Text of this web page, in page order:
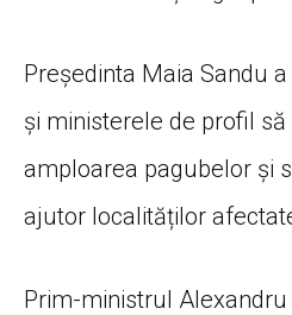
Președinta Maia Sandu
și ministerele de profil
amploarea pagubelor și
ajutor localităților
Prim-ministrul